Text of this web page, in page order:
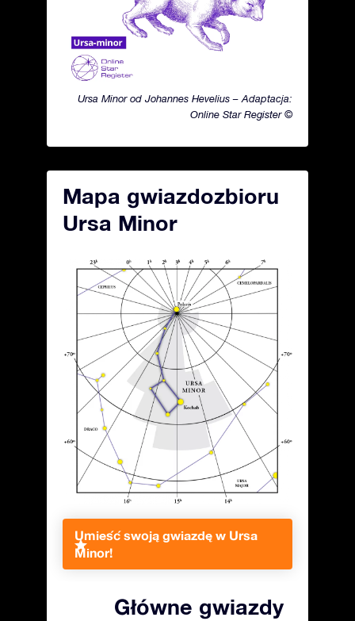
Ursa Minor od Johannes Hevelius – Adaptacja:
Online Star Register ©
Mapa gwiazdozbioru
Ursa Minor
Umieść swoją gwiazdę w Ursa
Minor!
Główne gwiazdy